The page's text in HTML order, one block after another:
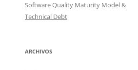
Software Quality Maturity Model &
Technical Debt
ARCHIVOS